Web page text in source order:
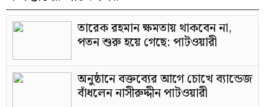
তারেক রহমান ক্ষমতায় থাকবেন না,
পতন শুরু হয়ে গেছে: পাটওয়ারী
অনুষ্ঠানে বক্তব্যের আগে চোখে ব্যান্ডেজ
বাঁধলেন নাসীরুদ্দীন পাটওয়ারী